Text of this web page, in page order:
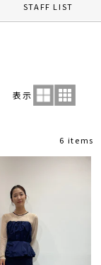
STAFF LIST
表示
6 items